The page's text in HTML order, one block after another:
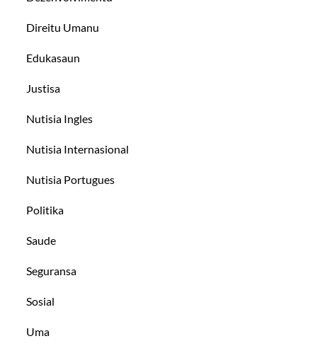
Direitu Umanu
Edukasaun
Justisa
Nutisia Ingles
Nutisia Internasional
Nutisia Portugues
Politika
Saude
Seguransa
Sosial
Uma